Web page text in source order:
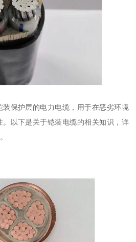
保护层的电力电缆，用于在恶劣环境
以下是关于铠装电缆的相关知识，详